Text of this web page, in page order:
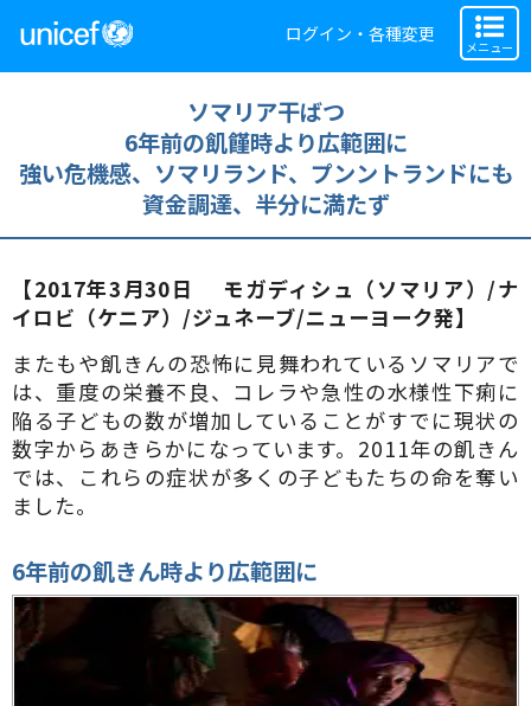
ログイン・各種変更
メニュー
ソマリア干ばつ
6年前の飢饉時より広範囲に
強い危機感、ソマリランド、プンントランドにも
資金調達、半分に満たず
【2017年3月30日 モガディシュ（ソマリア）/ナ
イロビ（ケニア）/ジュネーブ/ニューヨーク発】
またもや飢きんの恐怖に見舞われているソマリアで
は、重度の栄養不良、コレラや急性の水様性下痢に
陥る子どもの数が増加していることがすでに現状の
数字からあきらかになっています。2011年の飢きん
では、これらの症状が多くの子どもたちの命を奪い
ました。
6年前の飢きん時より広範囲に